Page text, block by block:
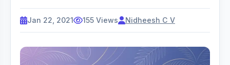
Jan 22, 2021 155 Views Nidheesh C V